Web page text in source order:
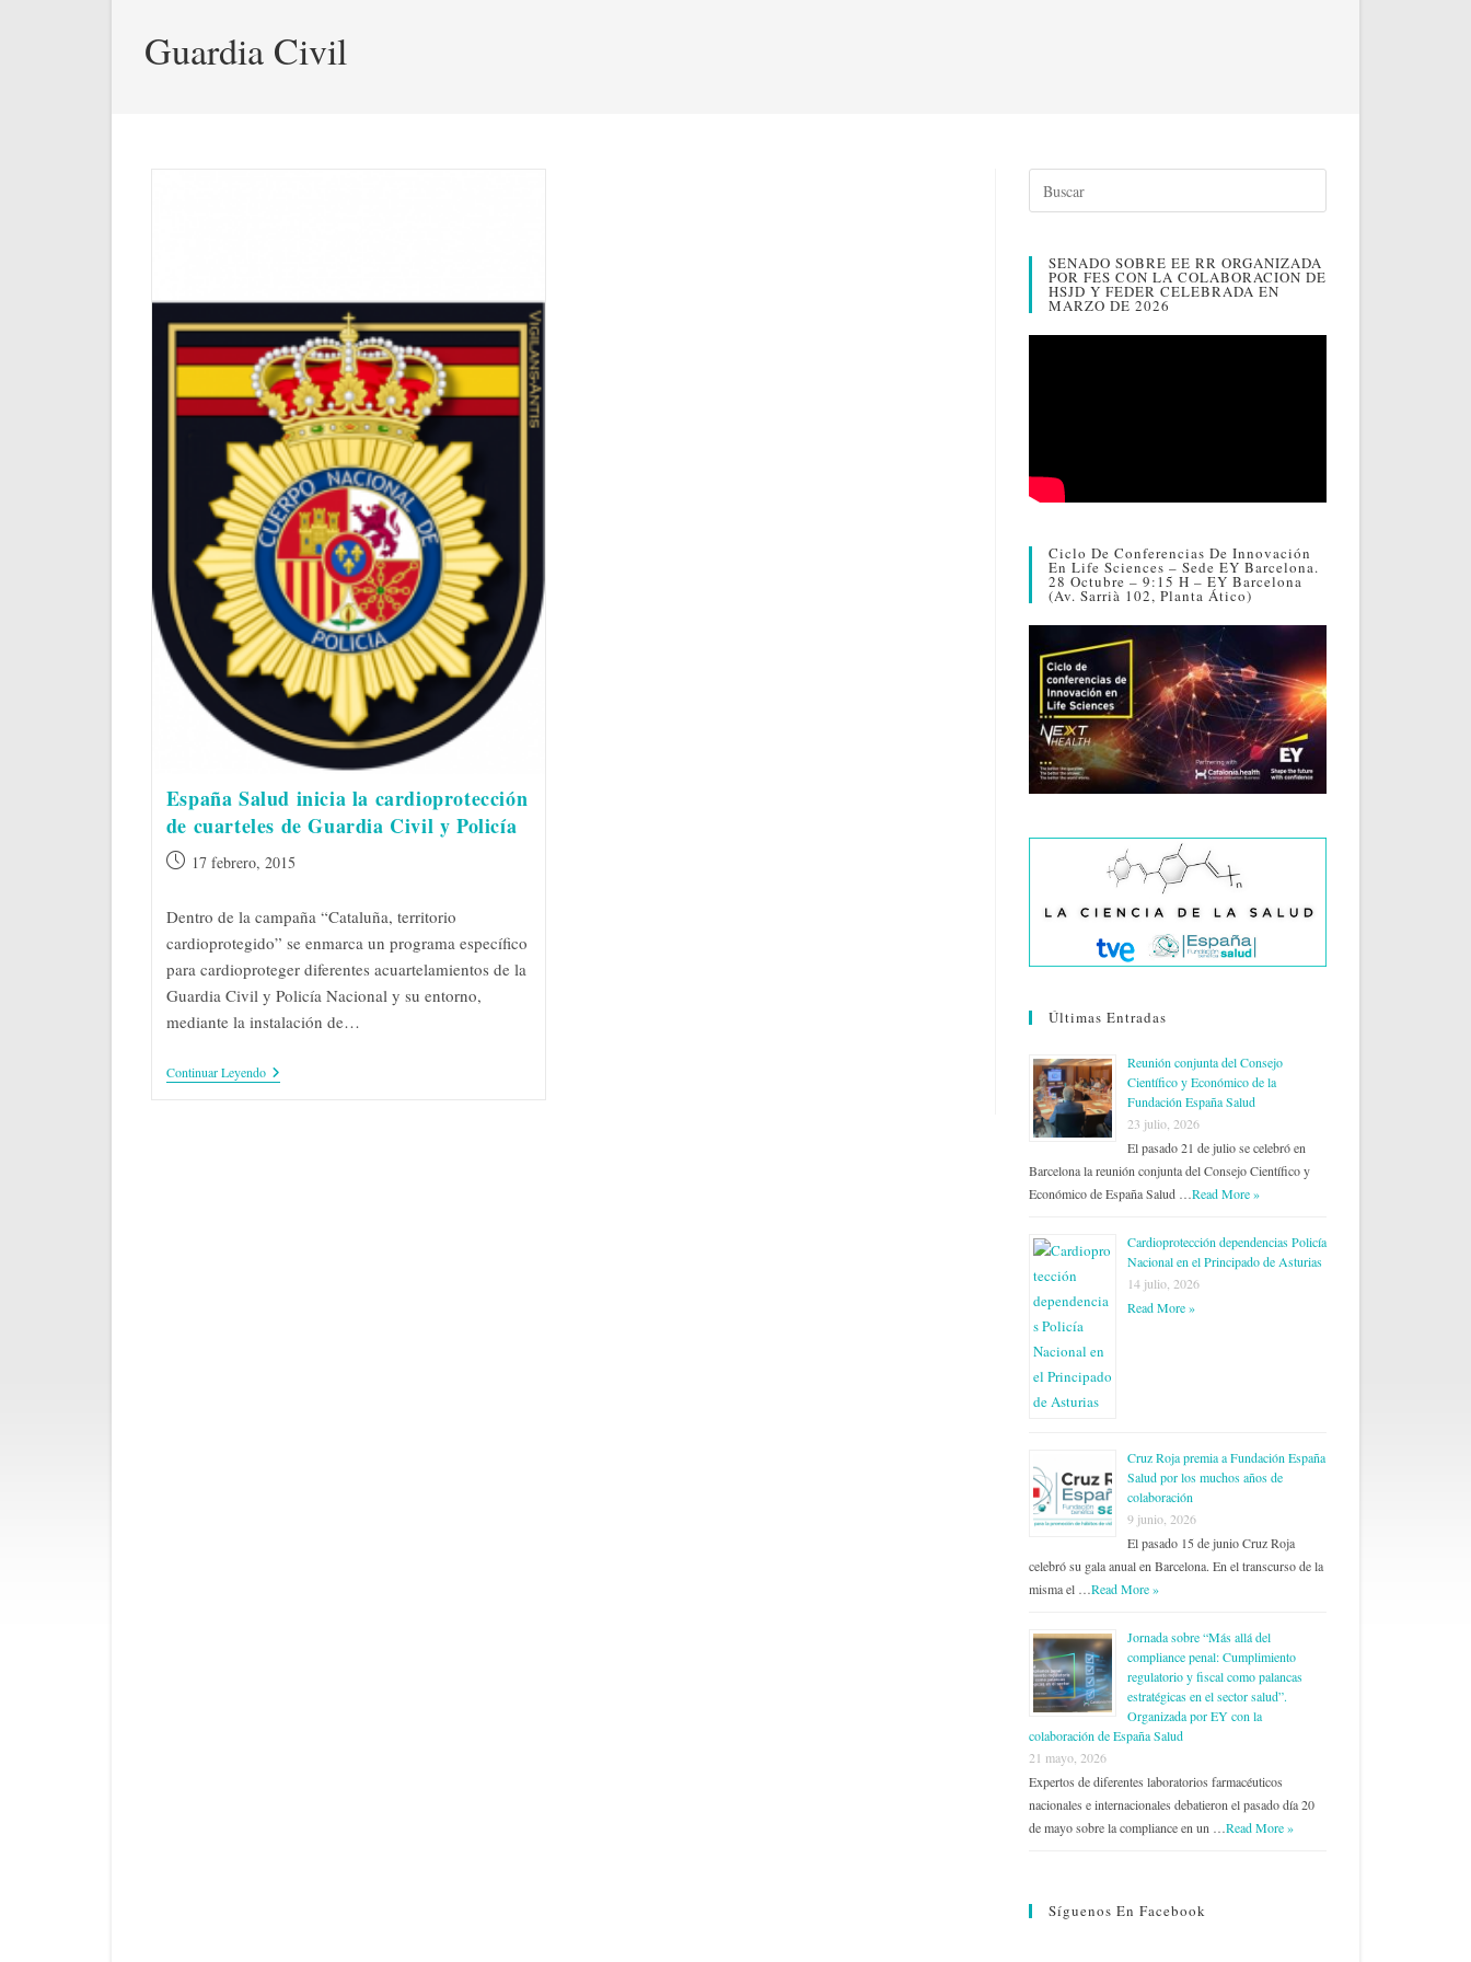
Guardia Civil
España Salud inicia la cardioprotección
de cuarteles de Guardia Civil y Policía
Publicación
la
entrada:
17 febrero, 2015
Dentro de la campaña “Cataluña, territorio
cardioprotegido” se enmarca un programa específico
para cardioproteger diferentes acuartelamientos de la
Guardia Civil y Policía Nacional y su entorno,
mediante la instalación de…
Continuar LeyendoEspaña
Salud
SENADO SOBRE EE RR ORGANIZADA
POR FES CON LA COLABORACION DE
HSJD Y FEDER CELEBRADA EN
MARZO DE 2026
Ciclo De Conferencias De Innovación
En Life Sciences – Sede EY Barcelona.
28 Octubre – 9:15 H – EY Barcelona
(Av. Sarrià 102, Planta Ático)
Últimas Entradas
Reunión conjunta del Consejo
Científico y Económico de la
Fundación España Salud
23 julio, 2026
El pasado 21 de julio se celebró en
Barcelona la reunión conjunta del Consejo Científico y
Económico de España Salud …Read More »
Cardioprotección dependencias Policía
Nacional en el Principado de Asturias
14 julio, 2026
Read More »
Cruz Roja premia a Fundación España
Salud por los muchos años de
colaboración
9 junio, 2026
El pasado 15 de junio Cruz Roja
celebró su gala anual en Barcelona. En el transcurso de la
misma el …Read More »
Jornada sobre “Más allá del
compliance penal: Cumplimiento
regulatorio y fiscal como palancas
estratégicas en el sector salud”.
Organizada por EY con la
colaboración de España Salud
21 mayo, 2026
Expertos de diferentes laboratorios farmacéuticos
nacionales e internacionales debatieron el pasado día 20
de mayo sobre la compliance en un …Read More »
Síguenos En Facebook